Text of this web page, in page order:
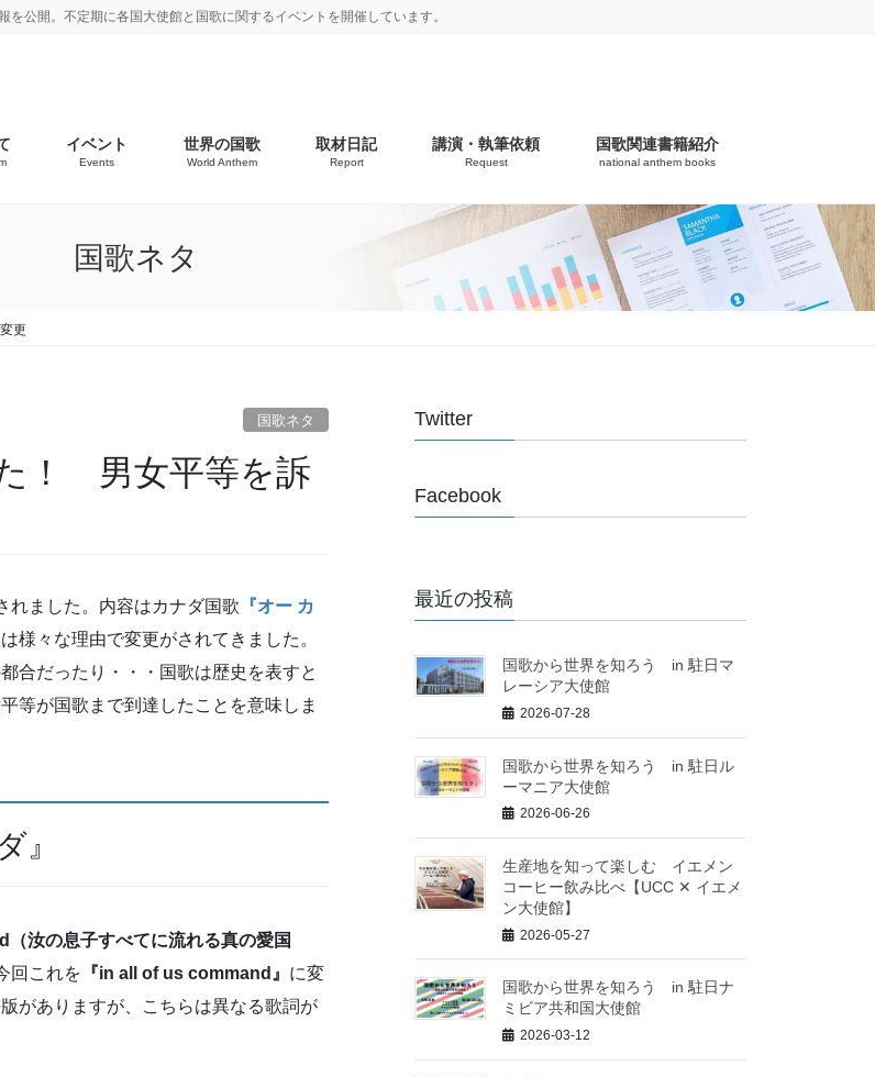
公開。不定期に各国大使館と国歌に関するイベントを開催しています。
イベント
Events
世界の国歌
World Anthem
取材日記
Report
講演・執筆依頼
Request
国歌関連書籍紹介
national anthem books
国歌ネタ
更
国歌ネタ
！ 男女平等を訴
れました。内容はカナダ国歌 『オー カ
様々な理由で変更がされてきました。
合だったり・・・国歌は歴史を表すと
等が国歌まで到達したことを意味しま
』
汝の息子すべてに流れる真の愛国
回これを 『in all of us command』 に変
がありますが、こちらは異なる歌詞が
Twitter
Facebook
最近の投稿
国歌から世界を知ろう in 駐日マ
レーシア大使館
2026-07-28
国歌から世界を知ろう in 駐日ル
ーマニア大使館
2026-06-26
生産地を知って楽しむ イエメン
コーヒー飲み比べ【UCC ✕ イエメ
ン大使館】
2026-05-27
国歌から世界を知ろう in 駐日ナ
ミビア共和国大使館
2026-03-12